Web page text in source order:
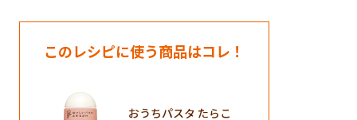
このレシピに使う商品はコレ！
おうちパスタ たらこ